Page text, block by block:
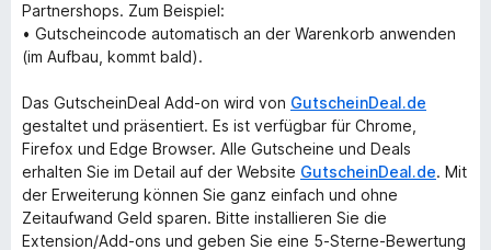
Partnershops. Zum Beispiel:
• Gutscheincode automatisch an der Warenkorb anwenden
(im Aufbau, kommt bald).
Das GutscheinDeal Add-on wird von GutscheinDeal.de
gestaltet und präsentiert. Es ist verfügbar für Chrome,
Firefox und Edge Browser. Alle Gutscheine und Deals
erhalten Sie im Detail auf der Website GutscheinDeal.de. Mit
der Erweiterung können Sie ganz einfach und ohne
Zeitaufwand Geld sparen. Bitte installieren Sie die
Extension/Add-ons und geben Sie eine 5-Sterne-Bewertung